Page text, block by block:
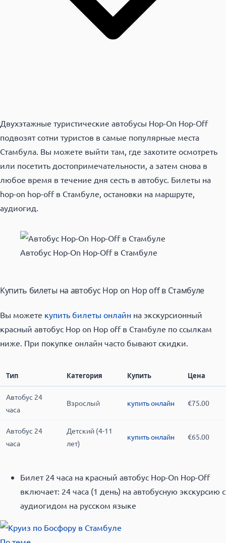
Двухэтажные туристические автобусы Hop-On Hop-Off
подвозят сотни туристов в самые популярные места
Стамбула. Вы можете выйти там, где захотите осмотреть
или посетить достопримечательности, а затем снова в
любое время в течение дня сесть в автобус. Билеты на
hop-on hop-off в Стамбуле, остановки на маршруте,
аудиогид.
Автобус Hop-On Hop-Off в Стамбуле
Купить билеты на автобус Hop on Hop off в Стамбуле
Вы можете купить билеты онлайн на экскурсионный
красный автобус Hop on Hop off в Стамбуле по ссылкам
ниже. При покупке онлайн часто бывают скидки.
Тип Категория Купить Цена
Автобус 24
часа
Взрослый купить онлайн €75.00
Автобус 24
часа
Детский (4-11
лет)
купить онлайн €65.00
Билет 24 часа на красный автобус Hop-On Hop-Off
включает: 24 часа (1 день) на автобусную экскурсию с
аудиогидом на русском языке